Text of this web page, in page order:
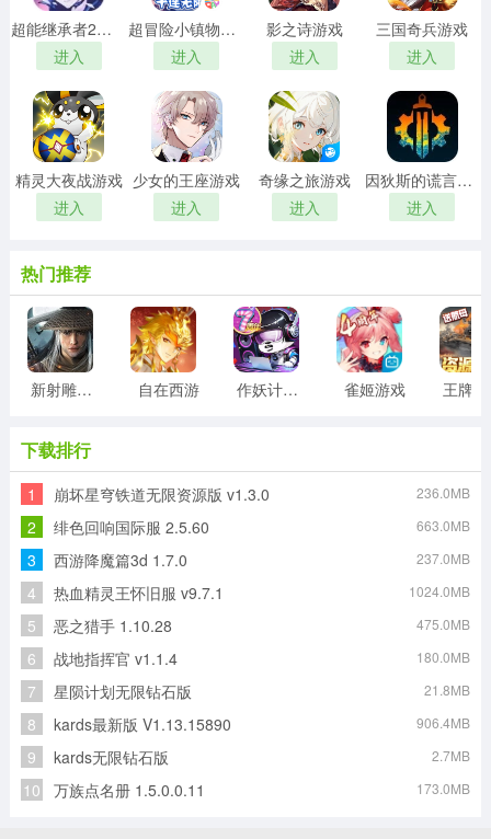
超能继承者2游戏
进入
超冒险小镇物语2游戏
进入
影之诗游戏
进入
三国奇兵游戏
进入
精灵大夜战游戏
进入
少女的王座游戏
进入
奇缘之旅游戏
进入
因狄斯的谎言游戏
进入
热门推荐
新射雕群侠传之铁血丹心游戏 自在西游 作妖计游戏 雀姬游戏
下载排行
1 崩坏星穹铁道无限资源版 v1.3.0 236.0MB
2 绯色回响国际服 2.5.60 663.0MB
3 西游降魔篇3d 1.7.0 237.0MB
4 热血精灵王怀旧服 v9.7.1 1024.0MB
5 恶之猎手 1.10.28 475.0MB
6 战地指挥官 v1.1.4 180.0MB
7 星陨计划无限钻石版 21.8MB
8 kards最新版 V1.13.15890 906.4MB
9 kards无限钻石版 2.7MB
10 万族点名册 1.5.0.0.11 173.0MB